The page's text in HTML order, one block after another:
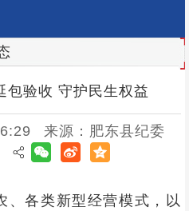
包验收 守护民生权益
来源：肥东县纪委
、各类新型经营模式，以